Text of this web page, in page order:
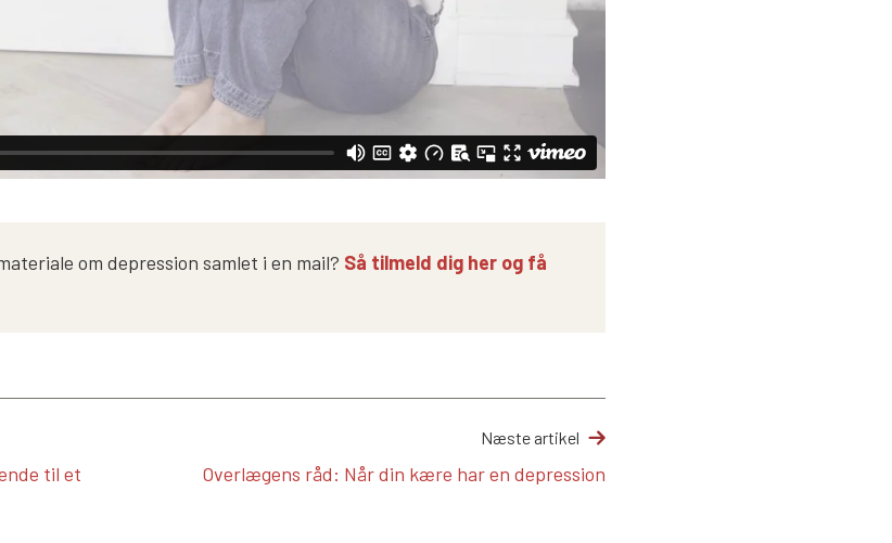
om depression samlet i en mail? Så tilmeld dig her og få
til et
Næste artikel
Overlægens råd: Når din kære har en depression